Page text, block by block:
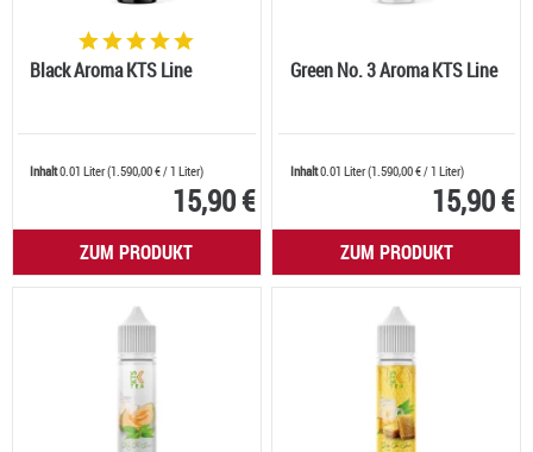
Black Aroma KTS Line
Inhalt0.01 Liter(1.590,00 €/ 1 Liter)
15,90 €
ZUM PRODUKT
Green No. 3 Aroma KTS Line
Inhalt0.01 Liter(1.590,00 €/ 1 Liter)
15,90 €
ZUM PRODUKT